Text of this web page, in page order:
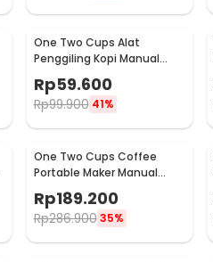
One Two Cups Alat
Penggiling Kopi Manual
Coffee Grinder Portable -
WFCG9800
Rp59.600
Rp99.900 41%
One Two Cups Coffee
Portable Maker Manual
Hand Press Espresso 300ml
- T35066
Rp189.200
Rp286.900 35%